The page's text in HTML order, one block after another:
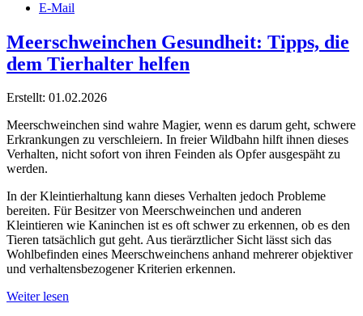
E-Mail
Meerschweinchen Gesundheit: Tipps, die
dem Tierhalter helfen
Erstellt: 01.02.2026
Meerschweinchen sind wahre Magier, wenn es darum geht, schwere
Erkrankungen zu verschleiern. In freier Wildbahn hilft ihnen dieses
Verhalten, nicht sofort von ihren Feinden als Opfer ausgespäht zu
werden.
In der Kleintierhaltung kann dieses Verhalten jedoch Probleme
bereiten. Für Besitzer von Meerschweinchen und anderen
Kleintieren wie Kaninchen ist es oft schwer zu erkennen, ob es den
Tieren tatsächlich gut geht. Aus tierärztlicher Sicht lässt sich das
Wohlbefinden eines Meerschweinchens anhand mehrerer objektiver
und verhaltensbezogener Kriterien erkennen.
Weiter lesen